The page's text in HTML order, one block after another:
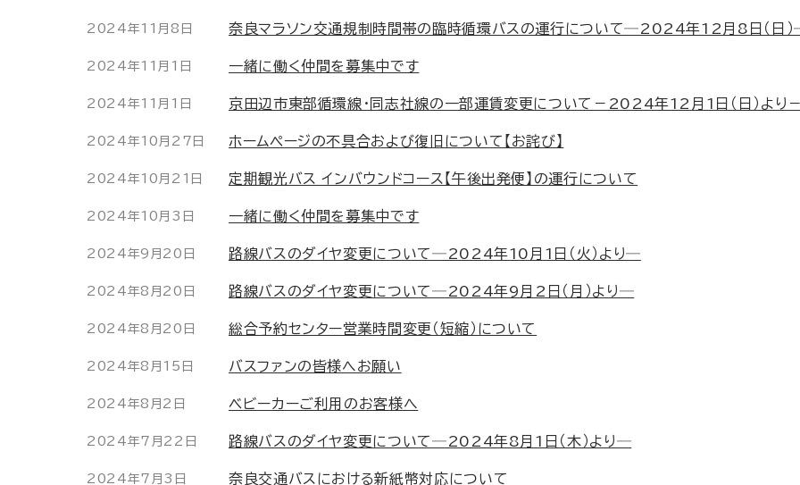
2024年11月8日 奈良マラソン交通規制時間帯の臨時循環バスの運行について─2024年12月8日（日
2024年11月1日 一緒に働く仲間を募集中です
2024年11月1日 京田辺市東部循環線・同志社線の一部運賃変更について－2024年12月1日（日）より
2024年10月27日 ホームページの不具合および復旧について【お詫び】
2024年10月21日 定期観光バス インバウンドコース【午後出発便】の運行について
2024年10月3日 一緒に働く仲間を募集中です
2024年9月20日 路線バスのダイヤ変更について─2024年10月1日（火）より─
2024年8月20日 路線バスのダイヤ変更について─2024年9月2日（月）より─
2024年8月20日 総合予約センター営業時間変更（短縮）について
2024年8月15日 バスファンの皆様へお願い
2024年8月2日 ベビーカーご利用のお客様へ
2024年7月22日 路線バスのダイヤ変更について─2024年8月1日（木）より─
2024年7月3日 奈良交通バスにおける新紙幣対応について